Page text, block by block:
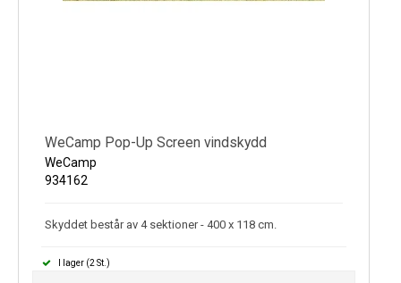
WeCamp Pop-Up Screen vindskydd
WeCamp
934162
Skyddet består av 4 sektioner - 400 x 118 cm.
I lager (2 St.)